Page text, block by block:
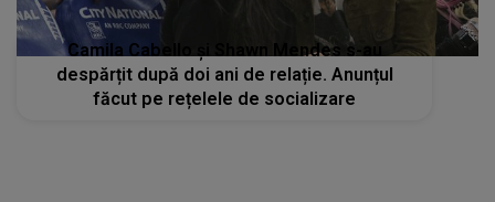
Camila Cabello și Shawn Mendes s-au
despărțit după doi ani de relație. Anunțul
făcut pe rețelele de socializare